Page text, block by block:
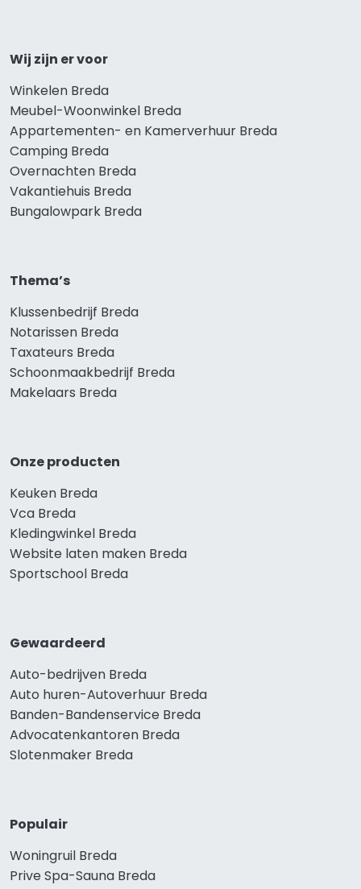
Wij zijn er voor
Winkelen Breda
Meubel-Woonwinkel Breda
Appartementen- en Kamerverhuur Breda
Camping Breda
Overnachten Breda
Vakantiehuis Breda
Bungalowpark Breda
Thema’s
Klussenbedrijf Breda
Notarissen Breda
Taxateurs Breda
Schoonmaakbedrijf Breda
Makelaars Breda
Onze producten
Keuken Breda
Vca Breda
Kledingwinkel Breda
Website laten maken Breda
Sportschool Breda
Gewaardeerd
Auto-bedrijven Breda
Auto huren-Autoverhuur Breda
Banden-Bandenservice Breda
Advocatenkantoren Breda
Slotenmaker Breda
Populair
Woningruil Breda
Prive Spa-Sauna Breda